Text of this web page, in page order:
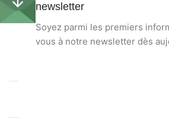
newsletter
Soyez parmi les premiers
vous à notre newsletter dès